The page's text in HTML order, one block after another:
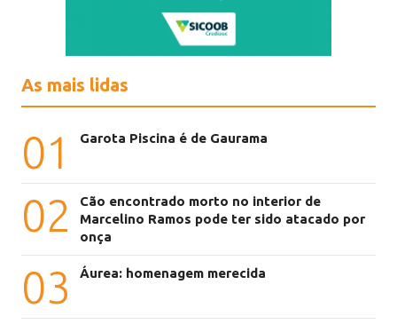
As mais lidas
01 Garota Piscina é de Gaurama
02
Cão encontrado morto no interior de
Marcelino Ramos pode ter sido atacado por
onça
03 Áurea: homenagem merecida